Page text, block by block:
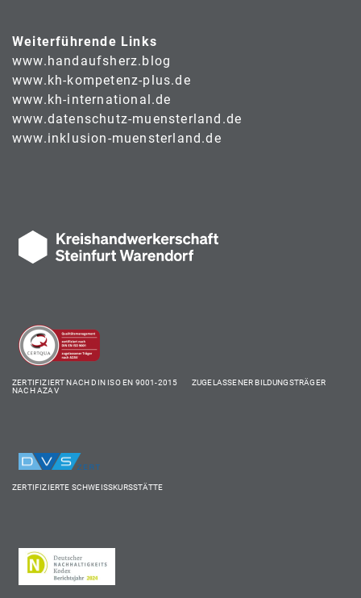
Weiterführende Links
www.handaufsherz.blog
www.kh-kompetenz-plus.de
www.kh-international.de
www.datenschutz-muensterland.de
www.inklusion-muensterland.de
ZERTIFIZIERT NACH DIN ISO EN 9001-2015 ZUGELASSENER BILDUNGSTRÄGER
NACH AZAV
ZERTIFIZIERTE SCHWEISSKURSSTÄTTE